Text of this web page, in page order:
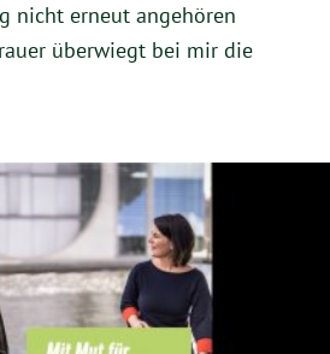
nicht erneut angehören
überwiegt bei mir die